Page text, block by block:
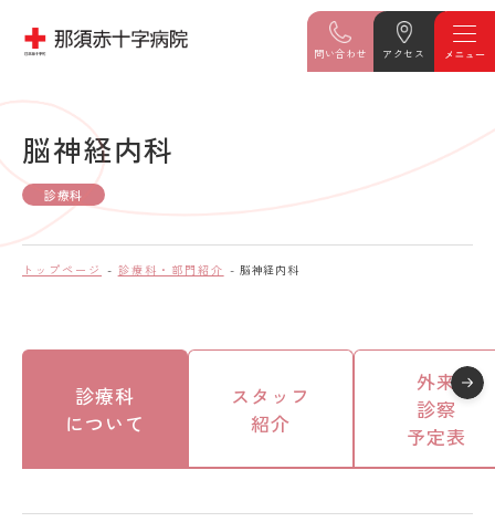
問い合わせ アクセス
脳神経内科
診療科
トップページ 診療科・部門紹介 脳神経内科
診療科
について
スタッフ
紹介
外来
診察
予定表